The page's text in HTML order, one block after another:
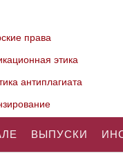
права
этика
антиплагиата
ВЫПУСКИ